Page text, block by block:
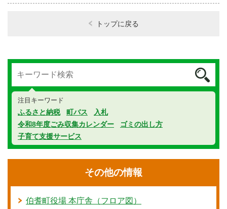
トップに戻る
注目キーワード
ふるさと納税 町バス
入札
令和8年度ごみ収集カレンダー
ゴミの出し方
子育て支援サービス
その他の情報
伯耆町役場 本庁舎（フロア図）